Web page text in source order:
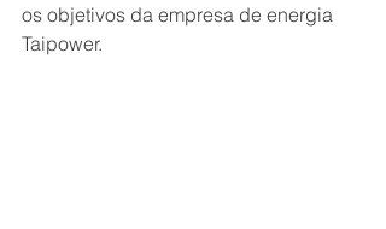
os objetivos da empresa de energia
Taipower.